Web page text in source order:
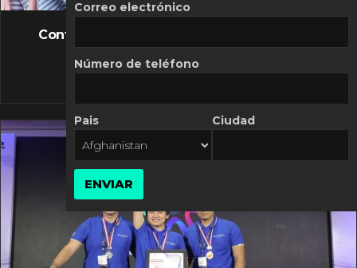
FLASH NEWS
Controversia de Mercado Libre por costos
10 MARZO, 2026
Correo electrónico
Número de teléfono
Pais Ciudad
ENVIAR